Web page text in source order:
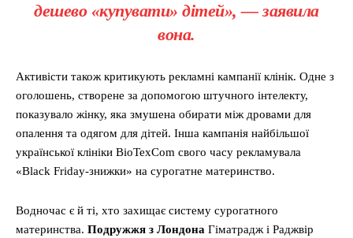
дешево «купувати» дітей», — заявила
вона.
Активісти також критикують рекламні кампанії клінік. Одне з
оголошень, створене за допомогою штучного інтелекту,
показувало жінку, яка змушена обирати між дровами для
опалення та одягом для дітей. Інша кампанія найбільшої
української клініки BioTexCom свого часу рекламувала
«Black Friday-знижки» на сурогатне материнство.
Водночас є й ті, хто захищає систему сурогатного
материнства. Подружжя з Лондона Гіматрадж і Раджвір